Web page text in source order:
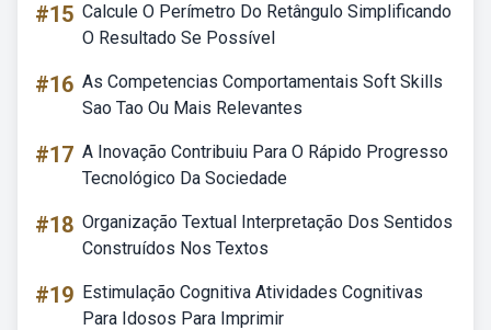
#15 Calcule O Perímetro Do Retângulo Simplificando
O Resultado Se Possível
#16 As Competencias Comportamentais Soft Skills
Sao Tao Ou Mais Relevantes
#17 A Inovação Contribuiu Para O Rápido Progresso
Tecnológico Da Sociedade
#18 Organização Textual Interpretação Dos Sentidos
Construídos Nos Textos
#19 Estimulação Cognitiva Atividades Cognitivas
Para Idosos Para Imprimir